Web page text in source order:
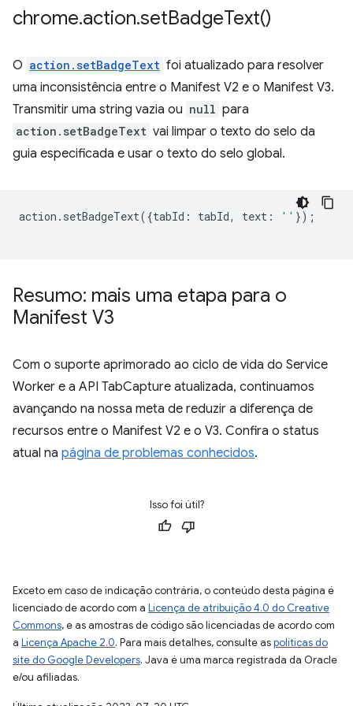
chrome.action.setBadgeText()
O action.setBadgeText foi atualizado para resolver
uma inconsistência entre o Manifest V2 e o Manifest V3.
Transmitir uma string vazia ou null para
action.setBadgeText vai limpar o texto do selo da
guia especificada e usar o texto do selo global.
action . setBadgeText({tabId : tabId, text : '' });
Resumo: mais uma etapa para o
Manifest V3
Com o suporte aprimorado ao ciclo de vida do Service
Worker e a API TabCapture atualizada, continuamos
avançando na nossa meta de reduzir a diferença de
recursos entre o Manifest V2 e o V3. Confira o status
atual na página de problemas conhecidos.
Isso foi útil?
Exceto em caso de indicação contrária, o conteúdo desta página é
licenciado de acordo com a Licença de atribuição 4.0 do Creative
Commons, e as amostras de código são licenciadas de acordo com
a Licença Apache 2.0. Para mais detalhes, consulte aspolíticas do
site do Google Developers. Java é uma marca registrada da Oracle
e/ou afiliadas.